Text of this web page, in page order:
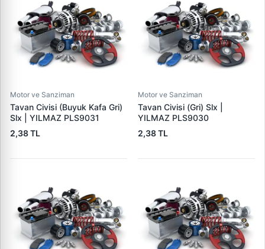
Motor ve Sanziman
Tavan Civisi (Buyuk Kafa Gri)
Slx | YILMAZ PLS9031
2,38 TL
Motor ve Sanziman
Tavan Civisi (Gri) Slx |
YILMAZ PLS9030
2,38 TL